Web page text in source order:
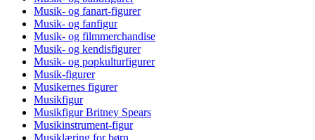
Musik- og fanart-figurer
Musik- og fanfigur
Musik- og filmmerchandise
Musik- og kendisfigurer
Musik- og popkulturfigurer
Musik-figurer
Musikernes figurer
Musikfigur
Musikfigur Britney Spears
Musikinstrument-figur
Musiklæring for børn